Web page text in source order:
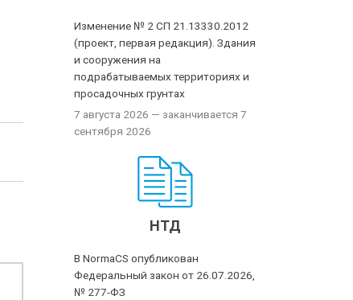
Изменение № 2 СП 21.13330.2012
(проект, первая редакция). Здания
и сооружения на
подрабатываемых территориях и
просадочных грунтах
7 августа 2026 — заканчивается 7
сентября 2026
НТД
В NormaCS опубликован
Федеральный закон от 26.07.2026,
№ 277-ФЗ